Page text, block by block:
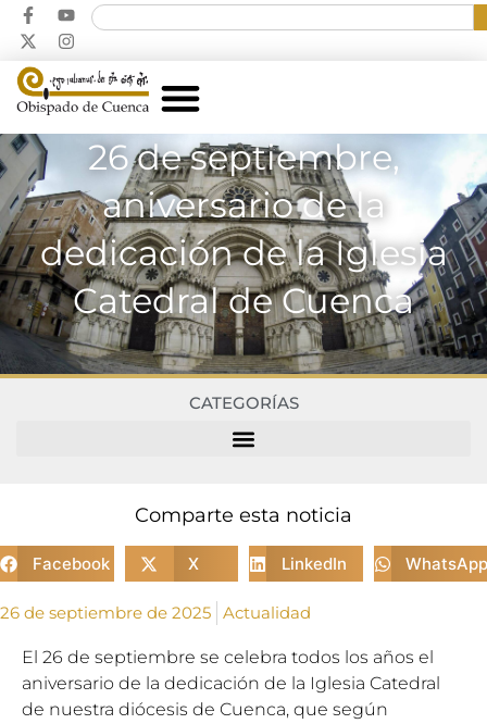
26 de septiembre,
aniversario de la
dedicación de la Iglesia
Catedral de Cuenca
CATEGORÍAS
Comparte esta noticia
Facebook X LinkedIn WhatsApp
26 de septiembre de 2025 Actualidad
El 26 de septiembre se celebra todos los años el
aniversario de la dedicación de la Iglesia Catedral
de nuestra diócesis de Cuenca, que según